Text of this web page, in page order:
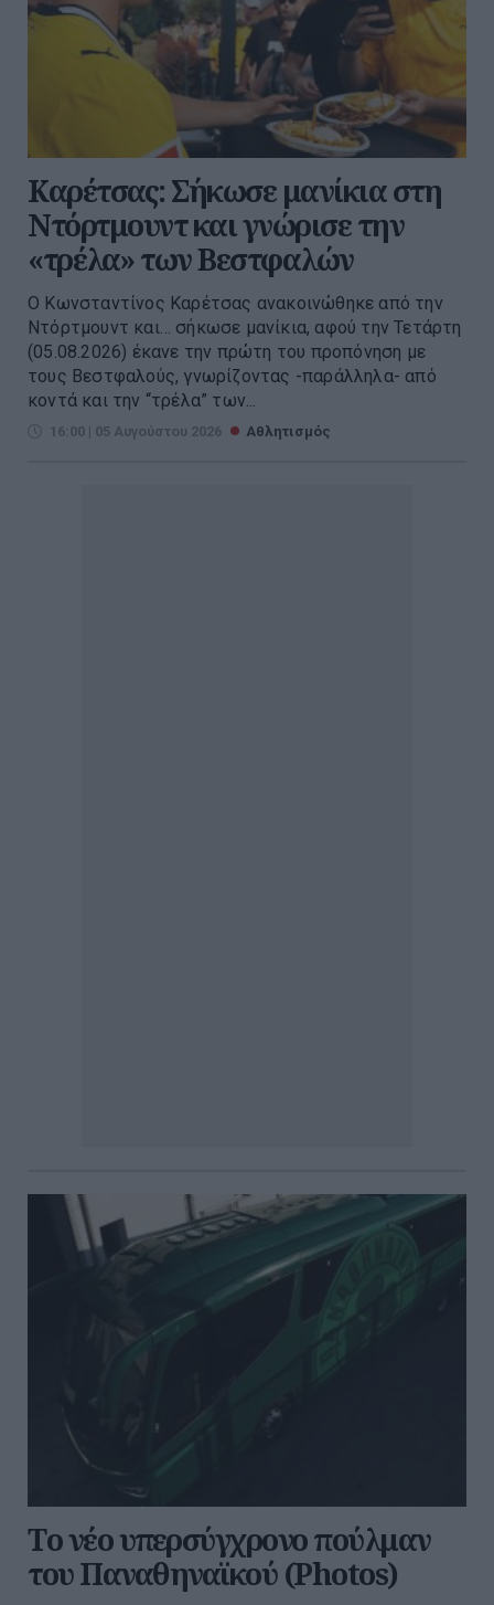
Καρέτσας: Σήκωσε μανίκια στη
Ντόρτμουντ και γνώρισε την
«τρέλα» των Βεστφαλών
Ο Κωνσταντίνος Καρέτσας ανακοινώθηκε από την
Ντόρτμουντ και… σήκωσε μανίκια, αφού την Τετάρτη
(05.08.2026) έκανε την πρώτη του προπόνηση με
τους Βεστφαλούς, γνωρίζοντας -παράλληλα- από
κοντά και την “τρέλα” των...
16:00 | 05 Αυγούστου 2026 Αθλητισμός
Tο νέο υπερσύγχρονο πούλμαν
του Παναθηναϊκού (Photos)